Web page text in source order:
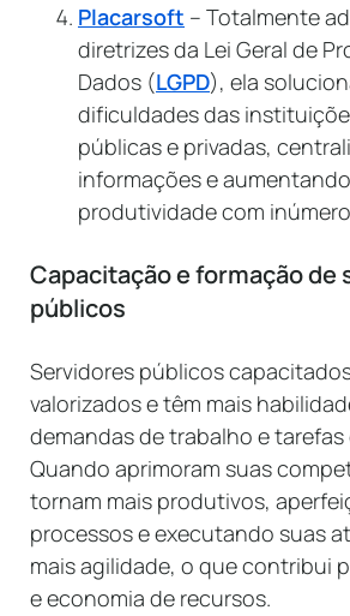
Placarsoft – Totalmente
diretrizes da Lei Geral de
Dados (LGPD), ela
dificuldades das
públicas e privadas,
informações e
produtividade com
Capacitação e formação de
públicos
Servidores públicos
valorizados e têm mais
demandas de trabalho e tarefas
Quando aprimoram suas
tornam mais produtivos,
processos e executando suas
mais agilidade, o que contribui
e economia de recursos.